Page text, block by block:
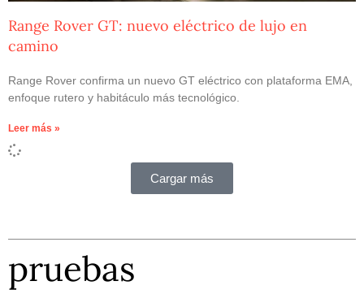
Range Rover GT: nuevo eléctrico de lujo en
camino
Range Rover confirma un nuevo GT eléctrico con plataforma EMA,
enfoque rutero y habitáculo más tecnológico.
Leer más »
Cargar más
pruebas